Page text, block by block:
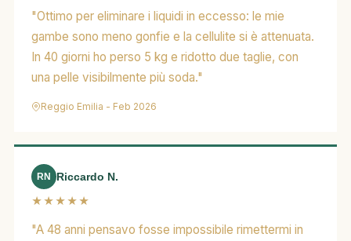
"Ottimo per eliminare i liquidi in eccesso: le mie
gambe sono meno gonfie e la cellulite si è attenuata.
In 40 giorni ho perso 5 kg e ridotto due taglie, con
una pelle visibilmente più soda."
Reggio Emilia - Feb 2026
RN
Riccardo N.
★★★★★
"A 48 anni pensavo fosse impossibile rimettermi in